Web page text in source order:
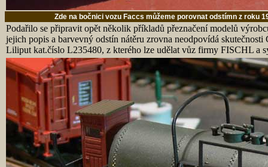
Zde na bočnici vozu Faccs můžeme porovnat odstímn z roku
Podařilo se připravit opět několik příkladů přeznačení modelů
jejich popis a barvevný odstín nátěru zrovna neodpovídá
Liliput kat.číslo L235480, z kterého lze udělat vůz firmy FISCHL a